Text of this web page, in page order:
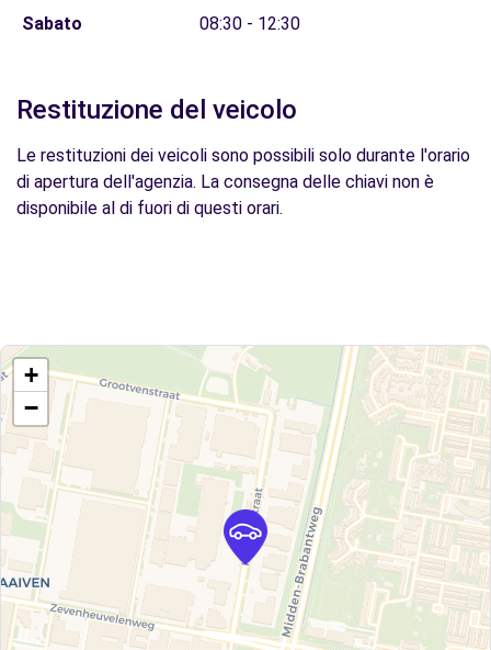
Sabato
08:30 - 12:30
Restituzione del veicolo
Le restituzioni dei veicoli sono possibili solo durante l'orario
di apertura dell'agenzia. La consegna delle chiavi non è
disponibile al di fuori di questi orari.
+
−